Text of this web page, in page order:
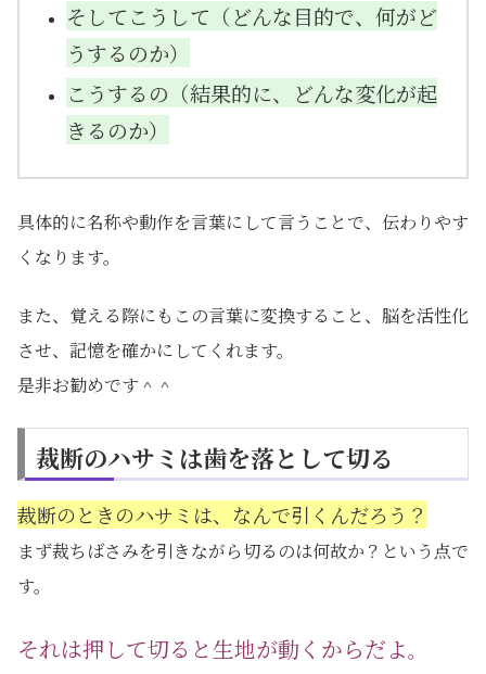
そしてこうして（どんな目的で、何がど
うするのか）
こうするの（結果的に、どんな変化が起
きるのか）
具体的に名称や動作を言葉にして言うことで、伝わりやす
くなります。
また、覚える際にもこの言葉に変換すること、脳を活性化
させ、記憶を確かにしてくれます。
是非お勧めです＾＾
裁断のハサミは歯を落として切る
裁断のときのハサミは、なんで引くんだろう？
まず裁ちばさみを引きながら切るのは何故か？という点で
す。
それは押して切ると生地が動くからだよ。